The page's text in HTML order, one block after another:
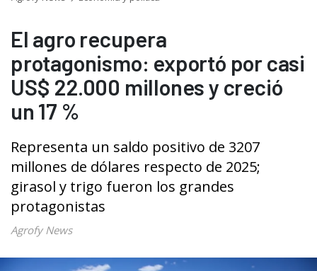
El agro recupera
protagonismo: exportó por casi
US$ 22.000 millones y creció
un 17 %
Representa un saldo positivo de 3207
millones de dólares respecto de 2025;
girasol y trigo fueron los grandes
protagonistas
Agrofy News